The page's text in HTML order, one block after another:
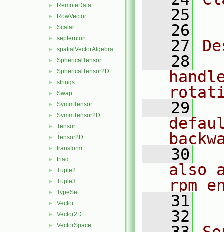
► RemoteData
► RowVector
► Scalar
► septernion
► spatialVectorAlgebra
► SphericalTensor
► SphericalTensor2D
► strings
► Swap
► SymmTensor
► SymmTensor2D
► Tensor
► Tensor2D
► transform
► triad
► Tuple2
► Tuple3
► TypeSet
► Vector
► Vector2D
► VectorSpace
   25
   26
   27
   28
   29
   30
also
rpm
   31
   32